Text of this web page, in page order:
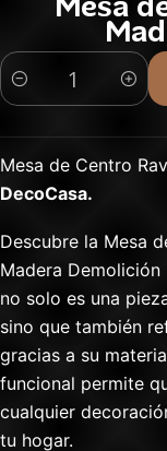
Cantidad
Mesa de Centro
DecoCasa.
Descubre la Mesa
Madera
no solo es una
sino que también
gracias a su
funcional permite
cualquier
tu hogar.